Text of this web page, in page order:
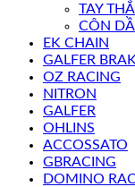
TAY
CÔN
EK CHAIN
GALFER
OZ RACING
NITRON
GALFER
OHLINS
ACCOSSATO
GBRACING
DOMINO